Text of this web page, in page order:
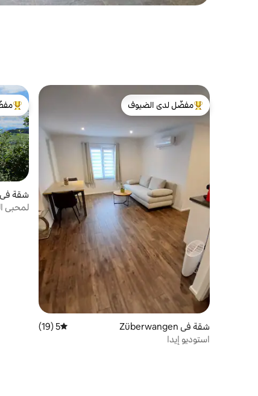
من أبرز البيوت المفضّلة لدى الضيوف
مفضّل لدى الضيوف
شقة في Züberwangen متوسط التقييم 5 من 5، 19 مراجعات
5 (19)
استوديو إيدا
من
شقة في Kirchberg
لمحبي